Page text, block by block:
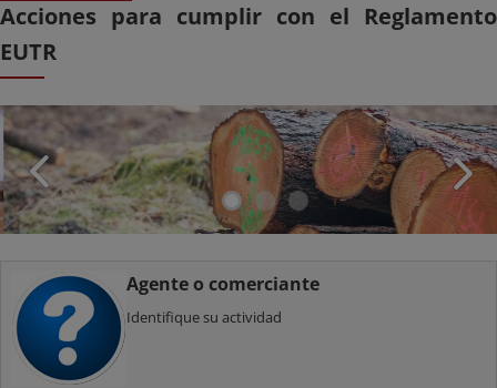
Acciones para cumplir con el Reglamento
EUTR
Agente o comerciante
Identifique su actividad